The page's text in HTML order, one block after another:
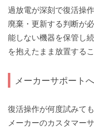
過放電が深刻で復活操
廃棄・更新する判断が
能しない機器を保管し
を抱えたまま放置する
メーカーサポート
復活操作が何度試みて
メーカーのカスタマー